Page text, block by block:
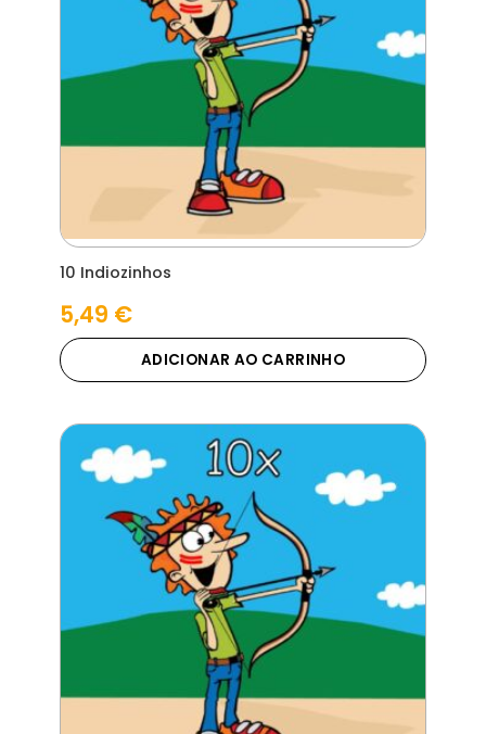
10 Indiozinhos
5,49 €
ADICIONAR AO CARRINHO